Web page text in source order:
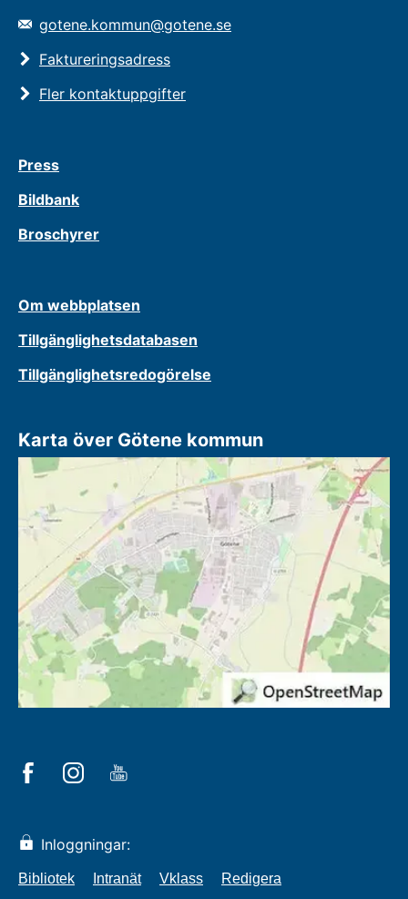
gotene.kommun@gotene.se
Faktureringsadress
Fler kontaktuppgifter
Press
Bildbank
Broschyrer
Om webbplatsen
Tillgänglighetsdatabasen
Tillgänglighetsredogörelse
Karta över Götene kommun
Inloggningar:
Bibliotek Intranät Vklass Redigera